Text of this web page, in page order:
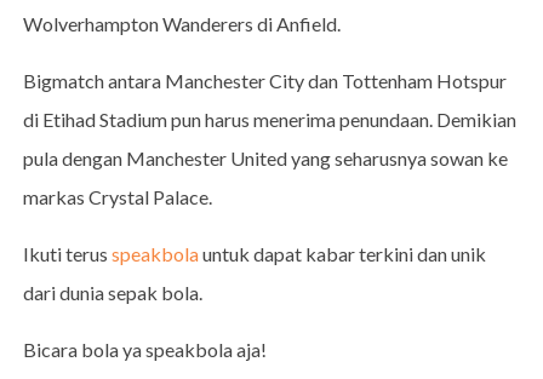
Wolverhampton Wanderers di Anfield.
Bigmatch antara Manchester City dan Tottenham Hotspur
di Etihad Stadium pun harus menerima penundaan. Demikian
pula dengan Manchester United yang seharusnya sowan ke
markas Crystal Palace.
Ikuti terus speakbolauntuk dapat kabar terkini dan unik
dari dunia sepak bola.
Bicara bola ya speakbola aja!